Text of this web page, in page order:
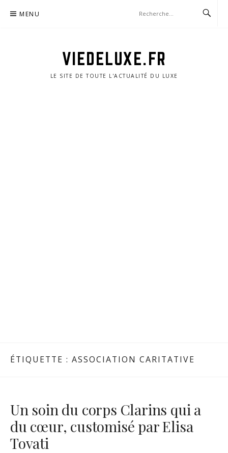
MENU
VIEDELUXE.FR
LE SITE DE TOUTE L'ACTUALITÉ DU LUXE
ÉTIQUETTE : ASSOCIATION CARITATIVE
Un soin du corps Clarins qui a
du cœur, customisé par Elisa
Tovati